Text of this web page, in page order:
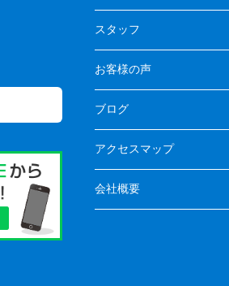
スタッフ
お客様の声
ブログ
アクセスマップ
会社概要